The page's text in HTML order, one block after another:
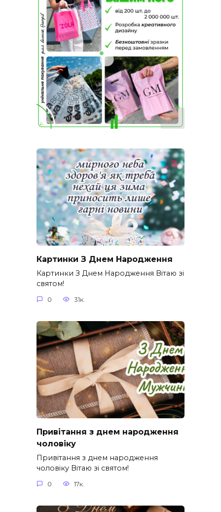
Картинки З Днем Народження
Картинки З Днем Народження Вітаю зі
святом!
0 31к.
Привітання з днем народження
чоловіку
Привітання з днем народження
чоловіку Вітаю зі святом!
0 17к.